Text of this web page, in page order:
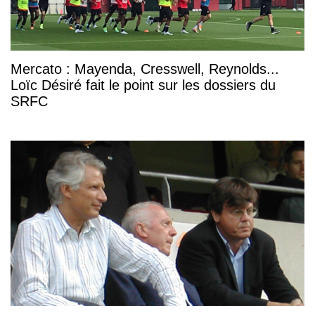
Mercato : Mayenda, Cresswell, Reynolds...
Loïc Désiré fait le point sur les dossiers du
SRFC